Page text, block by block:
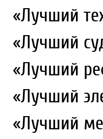
«Лучший
«Лучший
«Лучший
«Лучший
«Лучший